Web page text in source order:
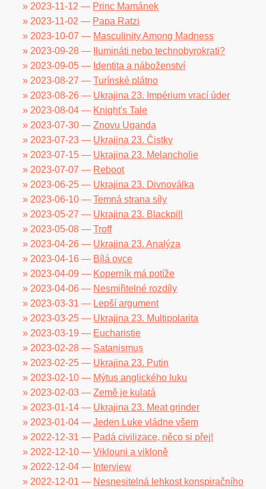
» 2023-11-12 — Princ Mamánek
» 2023-11-02 — Papa Ratzi
» 2023-10-07 — Masculinity Among Madness
» 2023-09-28 —
Ilumináti nebo technobyrokrati?
» 2023-09-05 — Identita a náboženství
» 2023-08-27 —Turínské plátno
» 2023-08-26 — Ukrajina 23. Impérium vrací úder
» 2023-08-04 — Knight's Tale
» 2023-07-30 —Znovu Uganda
» 2023-07-23 — Ukrajina 23. Čistky
» 2023-07-15 — Ukrajina 23. Melancholie
» 2023-07-07 — Reboot
» 2023-06-25 — Ukrajina 23. Divnoválka
» 2023-06-10 —Temná strana síly
» 2023-05-27 — Ukrajina 23. Blackpill
» 2023-05-08 —Troff
» 2023-04-26 — Ukrajina 23. Analýza
» 2023-04-16 — Bílá ovce
» 2023-04-09 — Koperník má potíže
» 2023-04-06 — Nesmiřitelné rozdíly
» 2023-03-31 — Lepší argument
» 2023-03-25 — Ukrajina 23. Multipolarita
» 2023-03-19 — Eucharistie
» 2023-02-28 — Satanismus
» 2023-02-25 — Ukrajina 23. Putin
» 2023-02-10 — Mýtus anglického luku
» 2023-02-03 —Země je kulatá
» 2023-01-14 — Ukrajina 23. Meat grinder
» 2023-01-04 —Jeden Luke vládne všem
» 2022-12-31 — Padá civilizace, něco si přej!
» 2022-12-10 —Viklouni a vikloně
» 2022-12-04 — Interview
» 2022-12-01 — Nesnesitelná lehkost konspiračního